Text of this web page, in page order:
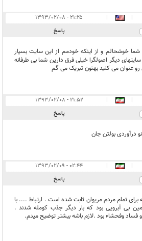
|
|
۲۱:۲۵ - ۱۳۹۳/۰۲/۰۸
پاسخ
خوشحالم و از اینکه خودمم از این سایت بسیار
دیگر اصولگرا خیلی فرق دارین شما بی طرفانه
عنوان می کنید بهتون تبریک می گم
|
|
۲۱:۵۲ - ۱۳۹۳/۰۲/۰۸
پاسخ
درآوردی بولتن جان
|
|
۰۲:۴۴ - ۱۳۹۳/۰۲/۰۹
پاسخ
تمام مردم مریوان ثابت شده است . ارتباط .... با
بی آبرویی بود که بار دیگر جذب کومله شدند .
وفحشاء بود .لازم باشه بیشتر توضیح میدم.